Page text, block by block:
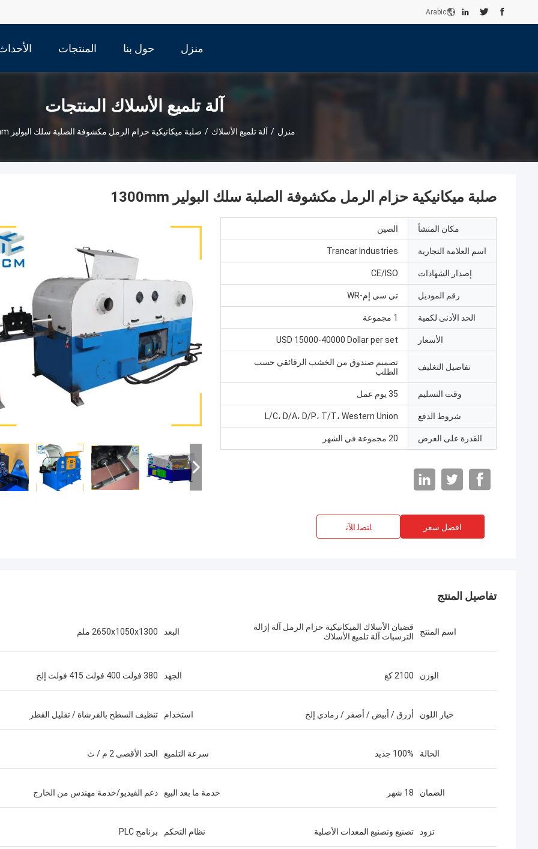
Arabic
منزل حول بنا المنتجات
آلة تلميع الأسلاك المنتجات
منزل / آلة تلميع الأسلاك / صلبة ميكانيكية حزام الرمل مكشوفة الصلبة سلك البولير 1300mm
صلبة ميكانيكية حزام الرمل مكشوفة الصلبة سلك البولير 1300mm
مكان المنشأ الصين
اسم العلامة التجارية Trancar Industries
إصدار الشهادات CE/ISO
رقم الموديل تي سي إم-WR
الحد الأدنى لكمية 1 مجموعة
الأسعار USD 15000-40000 Dollar per set
تفاصيل التغليف
تصميم صندوق من الخشب الرقائقي حسب
الطلب
وقت التسليم 35 يوم عمل
شروط الدفع L/C، D/A، D/P، T/T، Western Union
القدرة على العرض 20 مجموعة في الشهر
افضل سعر ﺎﺘﺼﻟ ﺍﻶﻧ
تفاصيل المنتج
اسم المنتج
قضبان الأسلاك الميكانيكية حزام الرمل آلة إزالة
الترسبات آلة تلميع الأسلاك
البعد 2650x1050x1300 ملم
الوزن 2100 كغ الجهد 380 فولت 400 فولت 415 فولت إلخ
خيار اللون أزرق / أبيض / أصفر / رمادي إلخ استخدام تنظيف السطح بالفرشاة / تقليل القطر
الحالة 100% جديد سرعة التلميع الحد الأقصى 2 م / ث
الضمان 18 شهر خدمة ما بعد البيع دعم الفيديو/خدمة مهندس من الخارج
تزود تصنيع وتصنيع المعدات الأصلية نظام التحكم برنامج PLC